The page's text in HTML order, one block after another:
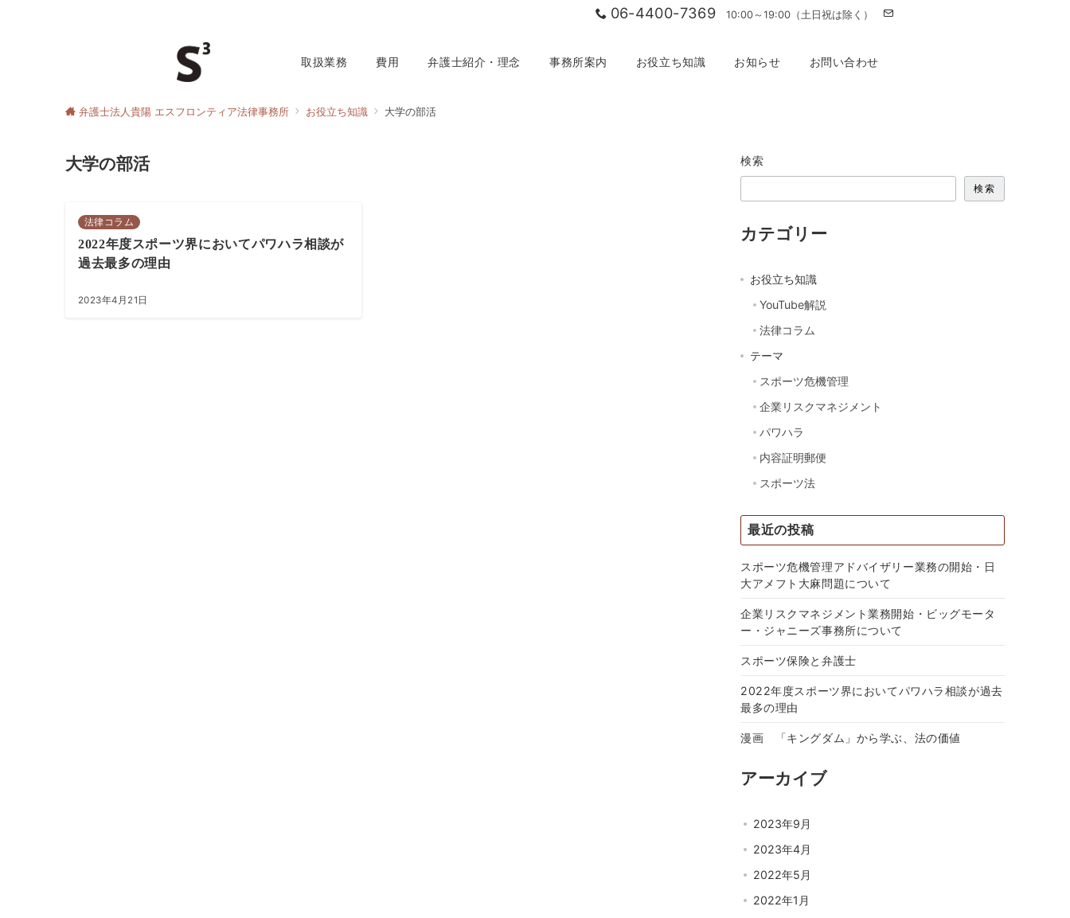
06-4400-7369 10:00～19:00（土日祝は除く）
取扱業務 費用 弁護士紹介・理念 事務所案内 お役立ち知識 お知らせ お問い合わせ
弁護士法人貴陽 エスフロンティア法律事務所 お役立ち知識 大学の部活
大学の部活
法律コラム
2022年度スポーツ界においてパワハラ相談が
過去最多の理由
2023年4月21日
検索
検索
カテゴリー
お役立ち知識
YouTube解説
法律コラム
テーマ
スポーツ危機管理
企業リスクマネジメント
パワハラ
内容証明郵便
スポーツ法
最近の投稿
スポーツ危機管理アドバイザリー業務の開始・日
大アメフト大麻問題について
企業リスクマネジメント業務開始・ビッグモータ
ー・ジャニーズ事務所について
スポーツ保険と弁護士
2022年度スポーツ界においてパワハラ相談が過去
最多の理由
漫画 「キングダム」から学ぶ、法の価値
アーカイブ
2023年9月
2023年4月
2022年5月
2022年1月